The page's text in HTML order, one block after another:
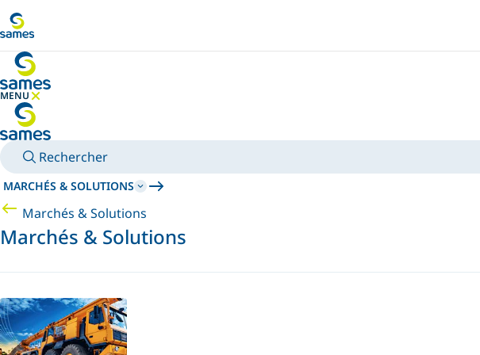
MENU
MASQUER LE MENU
Rechercher
MARCHÉS & SOLUTIONS
Marchés & Solutions
Marchés & Solutions